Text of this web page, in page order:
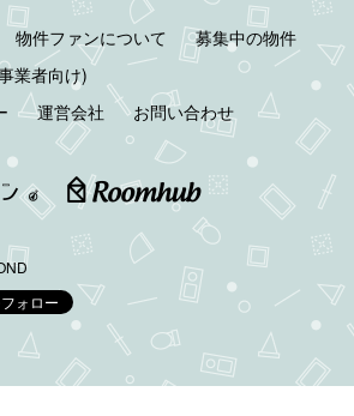
物件ファンについて
募集中の物件
業者向け)
運営会社 お問い合わせ